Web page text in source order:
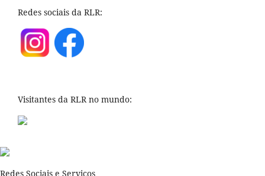
Redes sociais da RLR:
Visitantes da RLR no mundo:
Redes Sociais e Serviços